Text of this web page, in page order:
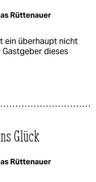
Rüttenauer
ein überhaupt nicht
dieses
Glück
Rüttenauer